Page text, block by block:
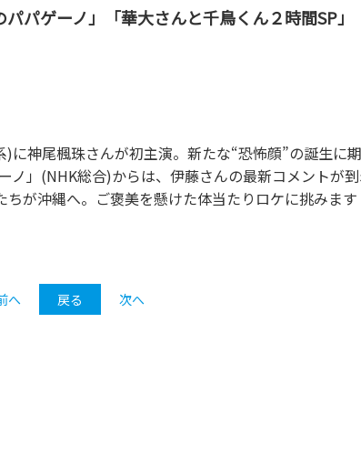
パパゲーノ」「華大さんと千鳥くん２時間SP
神尾楓珠さんが初主演。新たな“恐怖顔”の誕生に
ノ」(NHK総合)からは、伊藤さんの最新コメントが
が沖縄へ。ご褒美を懸けた体当たりロケに挑みます
へ 戻る 次へ